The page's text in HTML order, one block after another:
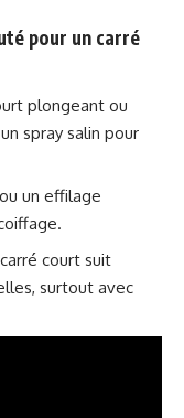
pour un carré
plongeant ou
spray salin pour
un effilage
court suit
surtout avec